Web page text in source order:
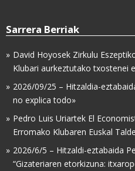
Sarrera Berriak
David Hoyosek Zirkulu
Klubari aurkeztutako txostenei
2026/09/25 – Hitzaldia-
no explica todo»
Pedro Luis Uriartek El
Erromako Klubaren Euskal
2026/6/5 – Hitzaldi-eztabaida
“Gizateriaren etorkizuna: